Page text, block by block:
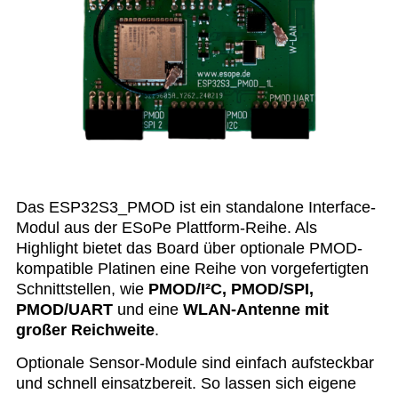
Das ESP32S3_PMOD ist ein standalone Interface-
Modul aus der ESoPe Plattform-Reihe. Als
Highlight bietet das Board über optionale PMOD-
kompatible Platinen eine Reihe von vorgefertigten
Schnittstellen, wie PMOD/I²C, PMOD/SPI,
PMOD/UART und eine WLAN-Antenne mit
großer Reichweite.
Optionale Sensor-Module sind einfach aufsteckbar
und schnell einsatzbereit. So lassen sich eigene